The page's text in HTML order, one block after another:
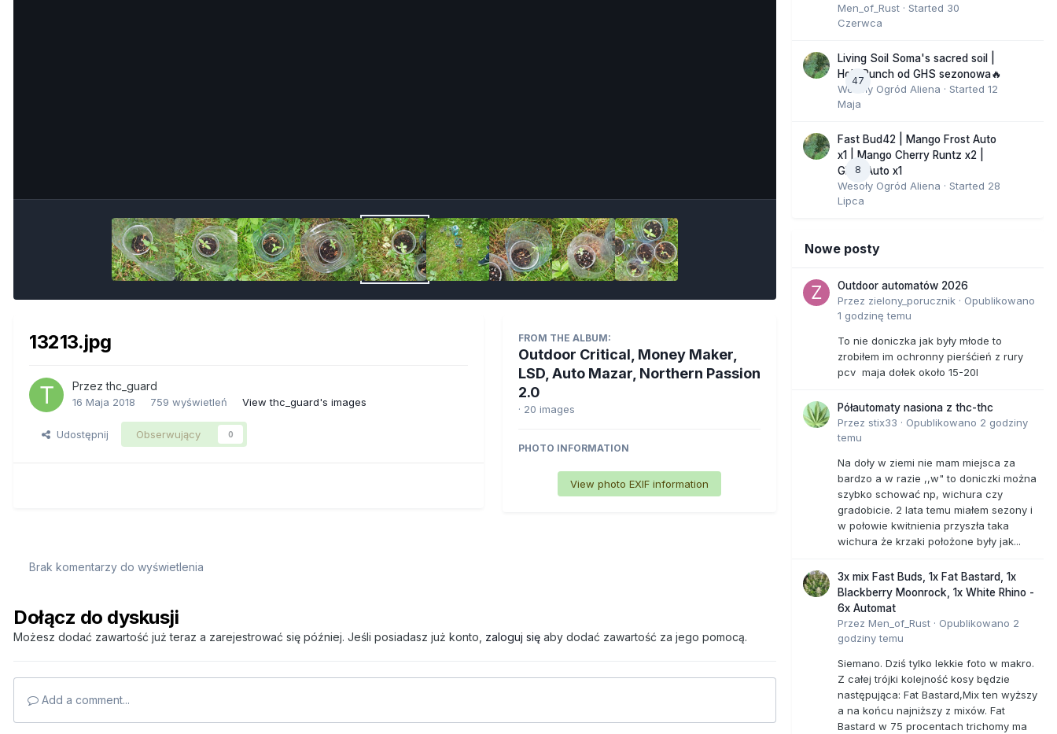
13213.jpg
Przezthc_guard
16 Maja 2018 759 wyświetleń View thc_guard's images
Udostępnij Obserwujący 0
FROM THE ALBUM:
Outdoor Critical, Money Maker,
LSD, Auto Mazar, Northern Passion
2.0
· 20 images
PHOTO INFORMATION
View photo EXIF information
Brak komentarzy do wyświetlenia
Dołącz do dyskusji
Możesz dodać zawartość już teraz a zarejestrować się później. Jeśli posiadasz już konto, zaloguj się aby dodać zawartość za jego pomocą.
Add a comment...
Men_of_Rust · Started 30
Czerwca
47
Living Soil Soma's sacred soil |
Holy Punch od GHS sezonowa🔥
Wesoły Ogród Aliena · Started 12
Maja
8
Fast Bud42 | Mango Frost Auto
x1 | Mango Cherry Runtz x2 |
GMO Auto x1
Wesoły Ogród Aliena · Started 28
Lipca
Nowe posty
Outdoor automatów 2026
Przez zielony_porucznik · Opublikowano
1 godzinę temu
To nie doniczka jak były młode to
zrobiłem im ochronny pierśćień z rury
pcv maja dołek około 15-20l
Półautomaty nasiona z thc-thc
Przez stix33 · Opublikowano 2 godziny
temu
Na doły w ziemi nie mam miejsca za
bardzo a w razie ,,w" to doniczki można
szybko schować np, wichura czy
gradobicie. 2 lata temu miałem sezony i
w połowie kwitnienia przyszła taka
wichura że krzaki położone były jak...
3x mix Fast Buds, 1x Fat Bastard, 1x
Blackberry Moonrock, 1x White Rhino -
6x Automat
Przez Men_of_Rust · Opublikowano 2
godziny temu
Siemano. Dziś tylko lekkie foto w makro.
Z całej trójki kolejność kosy będzie
następująca: Fat Bastard,Mix ten wyższy
a na końcu najniższy z mixów. Fat
Bastard w 75 procentach trichomy ma